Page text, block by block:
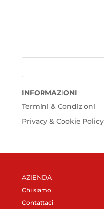
INFORMAZIONI
Termini & Condizioni
Privacy & Cookie Policy
AZIENDA
Chi siamo
Contattaci